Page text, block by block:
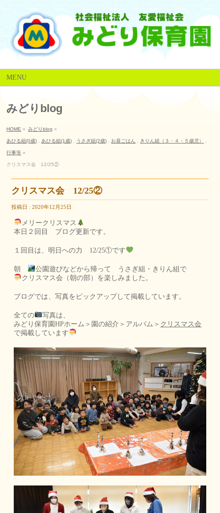
MENU
みどりblog
HOME » みどりblog »
あひる組(0歳) あひる組(1歳) うさぎ組(2歳) お昼ごはん きりん組（３・４・５歳児）
行事等 »
クリスマス会 12/25②
クリスマス会 12/25②
投稿日 : 2020年12月25日
メリークリスマス
本日２回目 ブログ更新です。
１回目は、明日への力 12/25①です
朝
公園遊びなどから帰って うさぎ組・きりん組で
クリスマス会（朝の部）を楽しみました。
ブログでは、写真をピックアップして掲載しています。
全ての
写真は、
みどり保育園HPホーム＞園の紹介＞アルバム＞ クリスマス会
で掲載しています